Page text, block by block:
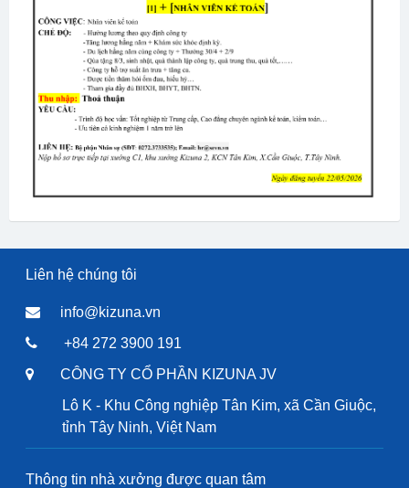
Liên hệ chúng tôi
info@kizuna.vn
+84 272 3900 191
CÔNG TY CỔ PHẦN KIZUNA JV
Lô K - Khu Công nghiệp Tân Kim, xã Cần Giuộc,
tỉnh Tây Ninh, Việt Nam
Thông tin nhà xưởng được quan tâm